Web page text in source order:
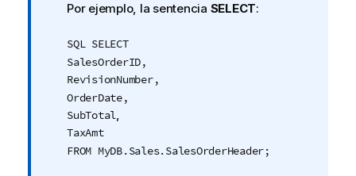
r
a
t
i
v
a
Por ejemplo, la sentencia SELECT:
SQL SELECT
SalesOrderID,
RevisionNumber,
OrderDate,
SubTotal
TaxAmt
FROM MyDB.Sales.SalesOrderHeader;